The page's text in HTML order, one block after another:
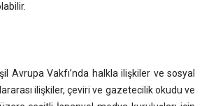
Avrupa Vakfı’nda halkla ilişkiler ve sosyal
ilişkiler, çeviri ve gazetecilik okudu ve